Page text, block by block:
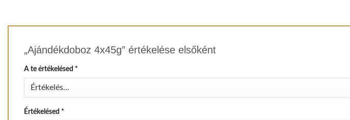
„Ajándékdoboz 4x45g” értékelése elsőként
A te értékelésed *
Értékelésed *